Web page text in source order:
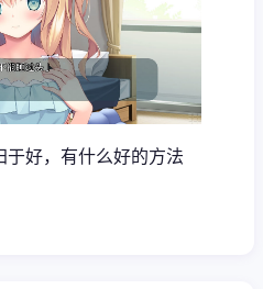
于好，有什么好的方法